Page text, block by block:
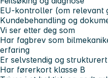
EU-kontroller (om relevant
Kundebehandling og
Vi ser etter deg som
Har fagbrev som
erfaring
Er selvstendig og strukturert
Har førerkort klasse B